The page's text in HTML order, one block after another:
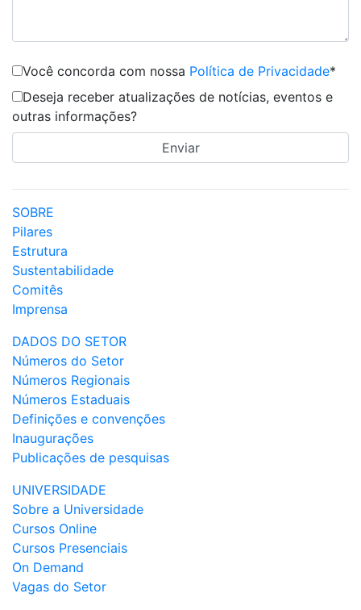
Você concorda com nossa Política de Privacidade*
Deseja receber atualizações de notícias, eventos e
outras informações?
SOBRE
Pilares
Estrutura
Sustentabilidade
Comitês
Imprensa
DADOS DO SETOR
Números do Setor
Números Regionais
Números Estaduais
Definições e convenções
Inaugurações
Publicações de pesquisas
UNIVERSIDADE
Sobre a Universidade
Cursos Online
Cursos Presenciais
On Demand
Vagas do Setor